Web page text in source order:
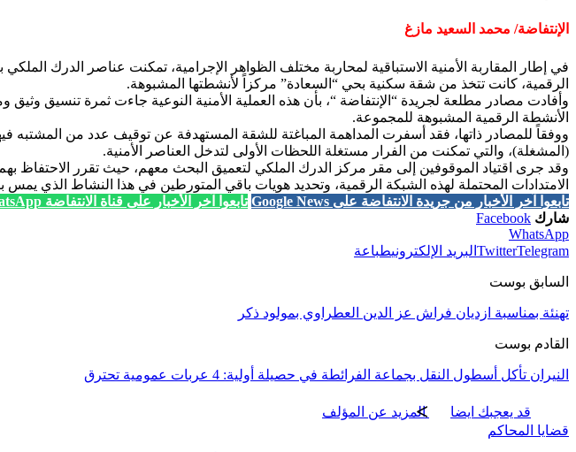
الإنتفاضة/ محمد السعيد مازغ
في إطار المقاربة الأمنية الاستباقية لمحاربة مختلف الظواهر الإجرامية، تمكنت عناصر الدرك
الرقمية، كانت تتخذ من شقة سكنية بحي “السعادة” مركزاً لأنشطتها المشبوهة.
وأفادت مصادر مطلعة لجريدة “الإنتفاضة “، بأن هذه العملية الأمنية النوعية جاءت ثمرة تنسيق
الأنشطة الرقمية المشبوهة للمجموعة.
ووفقاً للمصادر ذاتها، فقد أسفرت المداهمة المباغتة للشقة المستهدفة عن توقيف عدد من
(المشغلة)، والتي تمكنت من الفرار مستغلة اللحظات الأولى لتدخل العناصر الأمنية.
وقد جرى اقتياد الموقوفين إلى مقر مركز الدرك الملكي لتعميق البحث معهم، حيث تقرر الاحتفاظ
الامتدادات المحتملة لهذه الشبكة الرقمية، وتحديد هويات باقي المتورطين في هذا النشاط الذي يمس
تابعوا آخر الأخبار من جريدة الانتفاضة على Google News
تابعوا آخر الأخبار على قناة الانتفاضة WhatsApp
شارك Facebook
WhatsApp
TwitterTelegram البريد الإلكترونيطباعة
السابق بوست
تهنئة بمناسبة ازديان فراش عز الدين العطراوي بمولود ذكر
القادم بوست
النيران تأكل أسطول النقل بجماعة الفرائطة في حصيلة أولية: 4 عربات عمومية تحترق
قد يعجبك ايضا
المزيد عن المؤلف
قضايا المحاكم